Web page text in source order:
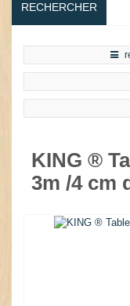
RECHERCHER
KING ®
3m /4 cm